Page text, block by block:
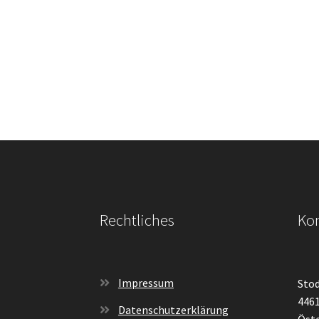
Rechtliches
Impressum
Datenschutzerklärung